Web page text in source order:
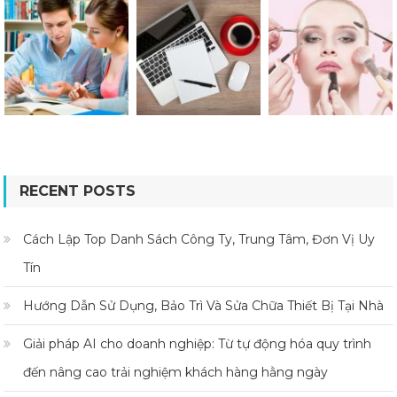
RECENT POSTS
Cách Lập Top Danh Sách Công Ty, Trung Tâm, Đơn Vị Uy
Tín
Hướng Dẫn Sử Dụng, Bảo Trì Và Sửa Chữa Thiết Bị Tại Nhà
Giải pháp AI cho doanh nghiệp: Từ tự động hóa quy trình
đến nâng cao trải nghiệm khách hàng hằng ngày